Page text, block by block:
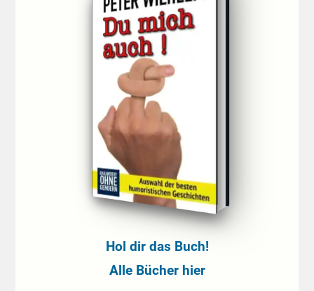
Hol dir das Buch!
Alle Bücher hier